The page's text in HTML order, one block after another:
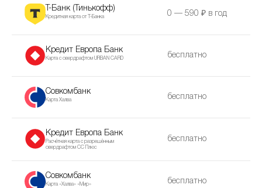
Т-Банк (Тинькофф)
Кредитная карта от Т-Банка 0 — 590 ₽ в год
Кредит Европа Банк
Карта с овердрафтом URBAN CARD бесплатно
Совкомбанк
Карта Халва бесплатно
Кредит Европа Банк
Расчётная карта с разрешённым
овердрафтом CC Плюс
бесплатно
Совкомбанк
Карта «Халва» «Мир» бесплатно